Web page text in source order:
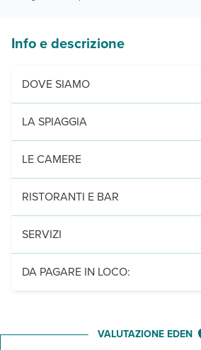
Info e descrizione
DOVE SIAMO
Altavilla Milicia, 1 km dal mare, 30 km
LA SPIAGGIA
di ghiaia, privata ad uso esclusivo
LE CAMERE
420, distribuite tra il complesso
RISTORANTI E BAR
1 ristorante con spazio esterno
SERVIZI
parcheggio privato incustodito, 2
DA PAGARE IN LOCO:
VALUTAZIONE EDEN